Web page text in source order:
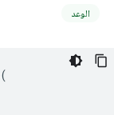
الوعد
(